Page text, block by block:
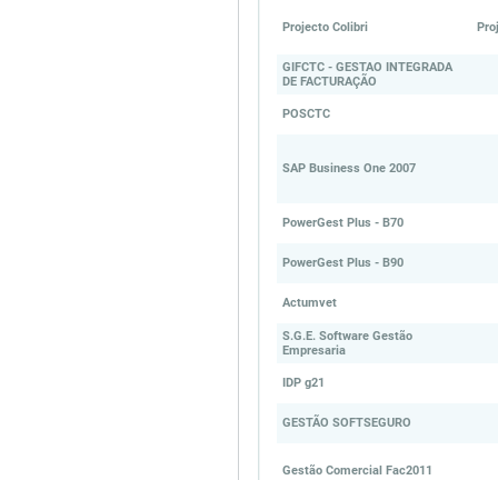
Projecto Colibri
GIFCTC - GESTAO INTEGRADA
DE FACTURAÇÃO
POSCTC
SAP Business One 2007
PowerGest Plus - B70
PowerGest Plus - B90
Actumvet
S.G.E. Software Gestão
Empresaria
IDP g21
GESTÃO SOFTSEGURO
Gestão Comercial Fac2011